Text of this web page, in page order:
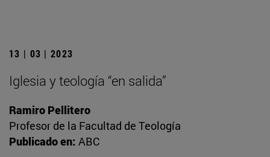
13 | 03 | 2023
Iglesia y teología “en salida”
Ramiro Pellitero
Profesor de la Facultad de Teología
Publicado en: ABC